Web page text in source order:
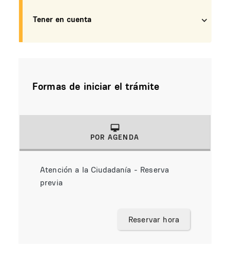
Tener en cuenta
Formas de iniciar el trámite
POR AGENDA
Atención a la Ciudadanía - Reserva
previa
Reservar hora